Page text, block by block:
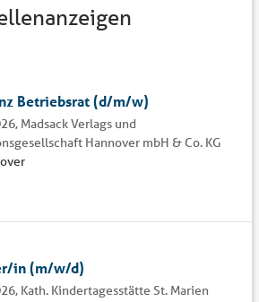
Betriebsrat (d/m/w)
Madsack Verlags und
Hannover mbH & Co. KG
in (m/w/d)
Kath. Kindertagesstätte St. Marien